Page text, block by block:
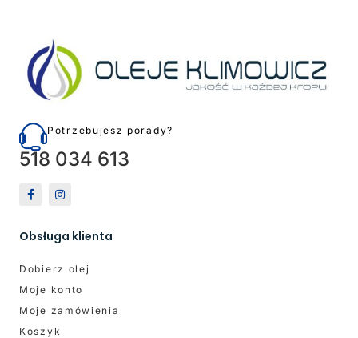
Potrzebujesz porady?
518 034 613
Obsługa klienta
Dobierz olej
Moje konto
Moje zamówienia
Koszyk